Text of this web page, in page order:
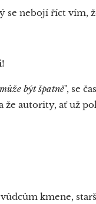
se nebojí říct vím,
být špatně", se
autority, ať už
kmene,